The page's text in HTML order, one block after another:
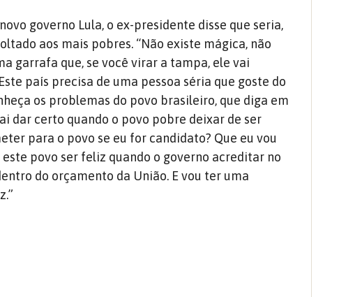
governo Lula, o ex-presidente disse que seria,
aos mais pobres. “Não existe mágica, não
garrafa que, se você virar a tampa, ele vai
país precisa de uma pessoa séria que goste do
os problemas do povo brasileiro, que diga em
dar certo quando o povo pobre deixar de ser
para o povo se eu for candidato? Que eu vou
povo ser feliz quando o governo acreditar no
do orçamento da União. E vou ter uma